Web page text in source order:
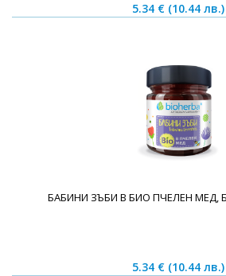
5.34 € (10.44 лв.)
БАБИНИ ЗЪБИ В БИО ПЧЕЛЕН МЕД,
5.34 € (10.44 лв.)